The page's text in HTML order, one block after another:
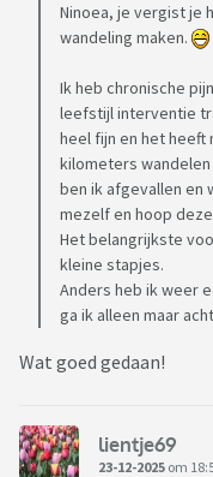
Ninoea, je vergist je
wandeling maken.
Ik heb chronische
leefstijl interventie
heel fijn en het heeft
kilometers
ben ik afgevallen en
mezelf en hoop
Het belangrijkste
kleine stapjes.
Anders heb ik weer
ga ik alleen maar
Wat goed gedaan!
lientje69
23-12-2025 om